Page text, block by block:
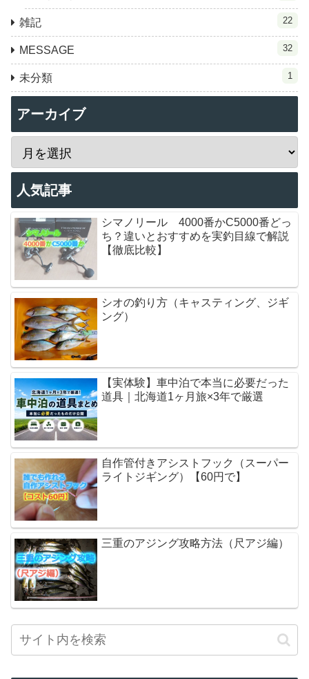
雑記 22
MESSAGE 32
未分類 1
アーカイブ
人気記事
シマノリール 4000番かC5000番どっ
ち？違いとおすすめを実釣目線で解説
【徹底比較】
シオの釣り方（キャスティング、ジギ
ング）
【実体験】車中泊で本当に必要だった
道具｜北海道1ヶ月旅×3年で厳選
自作管付きアシストフック（スーパー
ライトジギング）【60円で】
三重のアジング攻略方法（尺アジ編）